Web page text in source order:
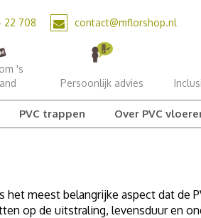
22 708 contact@mflorshop.nl
's
Persoonlijk advies
PVC trappen Over PVC
het meest belangrijke aspect dat de
op de uitstraling, levensduur en